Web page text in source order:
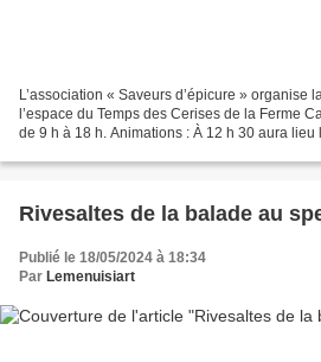
L’association « Saveurs d’épicure » organise
l’espace du Temps des Cerises de la Ferme
de 9 h à 18 h. Animations : À 12 h 30 aura
Rivesaltes de la balade au
Publié le 18/05/2024 à 18:34
Par Lemenuisiart